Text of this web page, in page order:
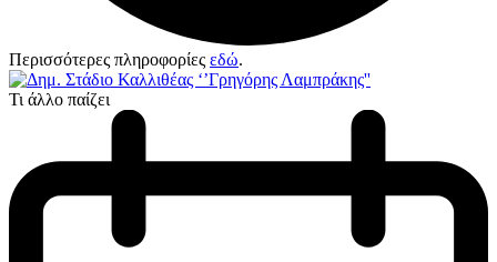
Περισσότερες πληροφορίες εδώ.
Τι άλλο παίζει